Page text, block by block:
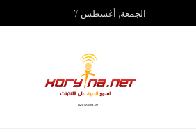
الجمعة, أغسطس 7